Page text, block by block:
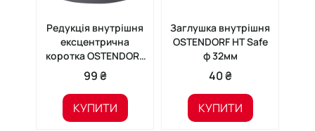
Редукція внутрішня
ексцентрична
коротка OSTENDORF
HTsafeR ф110мм
х50мм
99 ₴
КУПИТИ
Заглушка внутрішня
OSTENDORF HT Safe
ф 32мм
40 ₴
КУПИТИ